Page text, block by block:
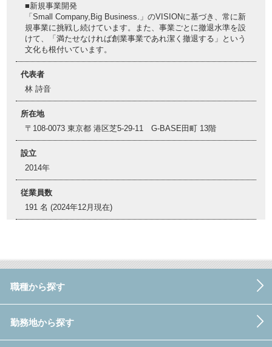
■新規事業開発
「Small Company,Big Business.」のVISIONに基づき、常に新
規事業に挑戦し続けています。また、事業ごとに撤退水準を設
けて、「満たせなければ創業事業であれ潔く撤退する」という
文化も根付いています。
代表者
林 詩音
所在地
〒108-0073 東京都 港区芝5-29-11 G-BASE田町 13階
設立
2014年
従業員数
191 名 (2024年12月現在)
職種から探す
勤務地から探す